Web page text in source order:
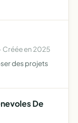
Créée en 2025
des projets
De